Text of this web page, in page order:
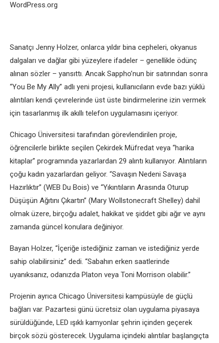
Sanatçı Jenny Holzer, onlarca yıldır bina cepheleri, okyanus
dalgaları ve dağlar gibi yüzeylere ifadeler – genellikle ödünç
alınan sözler – yansıttı. Ancak Sappho’nun bir satırından sonra
“You Be My Ally” adlı yeni projesi, kullanıcıların evde bazı yüklü
alıntıları kendi çevrelerinde üst üste bindirmelerine izin vermek
için tasarlanmış ilk akıllı telefon uygulamasını içeriyor.
Chicago Üniversitesi tarafından görevlendirilen proje,
öğrencilerle birlikte seçilen Çekirdek Müfredat veya “harika
kitaplar” programında yazarlardan 29 alıntı kullanıyor. Alıntıların
çoğu kadın yazarlardan geliyor. “Savaşın Nedeni Savaşa
Hazırlıktır” (WEB Du Bois) ve “Yıkıntıların Arasında Oturup
Düşüşün Ağıtını Çıkartın” (Mary Wollstonecraft Shelley) dahil
olmak üzere, birçoğu adalet, hakikat ve şiddet gibi ağır ve aynı
zamanda güncel konulara değiniyor.
Bayan Holzer, “İçeriğe istediğiniz zaman ve istediğiniz yerde
sahip olabilirsiniz” dedi. “Sabahın erken saatlerinde
uyanıksanız, odanızda Platon veya Toni Morrison olabilir.”
Projenin ayrıca Chicago Üniversitesi kampüsüyle de güçlü
bağları var. Pazartesi günü ücretsiz olan uygulama piyasaya
sürüldüğünde, LED ışıklı kamyonlar şehrin içinden geçerek
birçok sözü gösterecek. Uygulama içindeki alıntılar başlangıçta
WordPress.org